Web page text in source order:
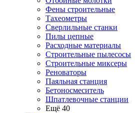
Фены строительные
Тахеометры
Сверлильные станки
Пилы цепные
Расходные материалы
Строительные пылесосы
Строительные миксеры
Реноваторы
Паяльная станция
Бетоносмеситель
Шпатлевочные станции
Ещё 40